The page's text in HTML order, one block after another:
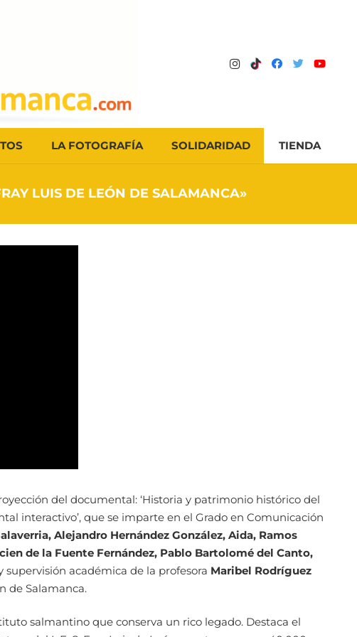
LA FOTOGRAFÍA SOLIDARIDAD TIENDA
LUIS DE LEÓN DE SALAMANCA»
del documental: ‘Historia y patrimonio histórico del
interactivo’, que se imparte en el Grado en Comunicación
Alejandro Hernández González, Aida, Ramos
de la Fuente Fernández, Pablo Bartolomé del Canto,
supervisión académica de la profesora Maribel Rodríguez
de Salamanca.
salmantino que conserva un rico legado. Destaca el